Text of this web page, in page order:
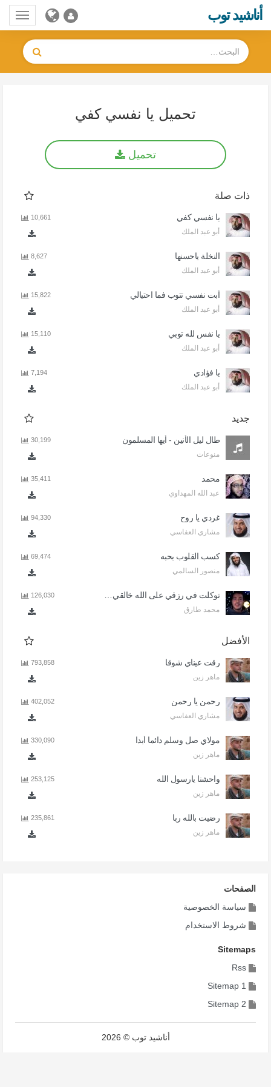
أناشيد توب
تحميل يا نفسي كفي
تحميل
ذات صلة
يا نفسي كفي
أبو عبد الملك
10,661
النخلة ياحسنها
أبو عبد الملك
8,627
أبت نفسي تتوب فما احتيالي
أبو عبد الملك
15,822
يا نفس لله توبي
أبو عبد الملك
15,110
يا فؤادي
أبو عبد الملك
7,194
جديد
طال ليل الأنين - أيها المسلمون
منوعات
30,199
محمد
عبد الله المهداوي
35,411
غردي يا روح
مشاري العفاسي
94,330
كسب القلوب بحبه
منصور السالمي
69,474
محمد طارق
126,030
الأفضل
رقت عيناي شوقا
ماهر زين
793,858
رحمن يا رحمن
مشاري العفاسي
402,052
مولاي صل وسلم دائما أبدا
ماهر زين
330,090
واحشنا يارسول الله
ماهر زين
253,125
رضيت بالله ربا
ماهر زين
235,861
الصفحات
سياسة الخصوصية
شروط الاستخدام
Sitemaps
Rss
Sitemap 1
Sitemap 2
أناشيد توب © 2026